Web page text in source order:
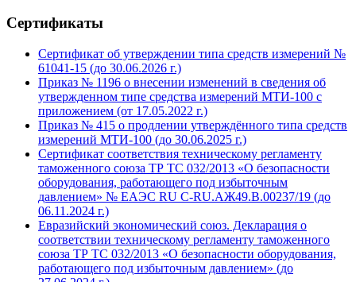
Сертификаты
Сертификат об утверждении типа средств измерений №
61041-15 (до 30.06.2026 г.)
Приказ № 1196 о внесении изменений в сведения об
утвержденном типе средства измерений МТИ-100 с
приложением (от 17.05.2022 г.)
Приказ № 415 о продлении утверждённого типа средств
измерений МТИ-100 (до 30.06.2025 г.)
Сертификат соответствия техническому регламенту
таможенного союза ТР ТС 032/2013 «О безопасности
оборудования, работающего под избыточным
давлением» № ЕАЭС RU C-RU.АЖ49.В.00237/19 (до
06.11.2024 г.)
Евразийский экономический союз. Декларация о
соответствии техническому регламенту таможенного
союза ТР ТС 032/2013 «О безопасности оборудования,
работающего под избыточным давлением» (до